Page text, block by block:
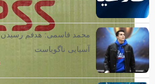
آسیایی ناگویاست